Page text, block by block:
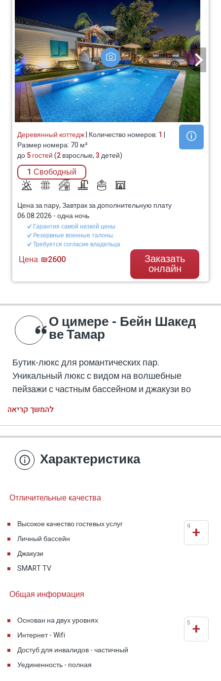
Деревянный коттедж| Количество номеров: 1 |
Размер номера: 70 м²
до5 гостей(2взрослые,3детей)
1 Свободный
Цена за пару, Завтрак за дополнительную плату
06.08.2026 -одна ночь
Гарантия самой низкой цены
Резервные военные талоны.
Требуется согласие владельца
Цена ₪2600 Заказать
онлайн
О цимере - Бейн Шакед
ве Тамар
Бутик-люкс для романтических пар.
Уникальный люкс с видом на волшебные
пейзажи с частным бассейном и джакузи во
Люкс состоит из гостиной, мини-кухни, большой
ванной комнаты и спальни которая находится
кровать, киноэкран, уютною столовую с
кофемашиной для эспрессо и волшебный
Галилейское море с другой.
להמשך קריאה
Характеристика
Отличительные качества
Высокое качество гостевых услуг
Личный бассейн
Джакузи
SMART TV
+
9
Общая информация
Основан на двух уровнях
Интернет - Wifi
Достуб для инвалидов - частичный
Уединенность - полная
+
5